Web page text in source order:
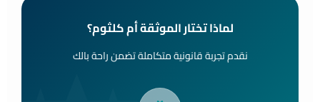
لماذا تختار الموثقة أم كلثوم؟
نقدم تجربة قانونية متكاملة تضمن راحة بالك